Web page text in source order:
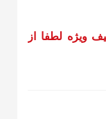
ویژه لطفا از